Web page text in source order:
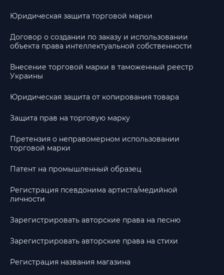
Юридическая защита торговой марки
Договор о создании по заказу и использовании
объекта права интеллектуальной собственности
Внесение торговой марки в таможенный реестр
Украины
Юридическая защита от копирования товара
Защита прав на торговую марку
Претензия о неправомерном использовании
торговой марки
Патент на промышленный образец
Регистрация псевдонима артиста/медийной
личности
Зарегистрировать авторские права на песню
Зарегистрировать авторские права на стихи
Регистрация названия магазина